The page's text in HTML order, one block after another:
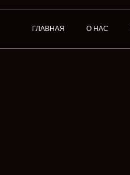
ГЛАВНАЯ О НАС